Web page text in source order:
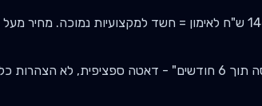
ש"ח לאימון = חשד למקצועיות נמוכה. מחיר מעל